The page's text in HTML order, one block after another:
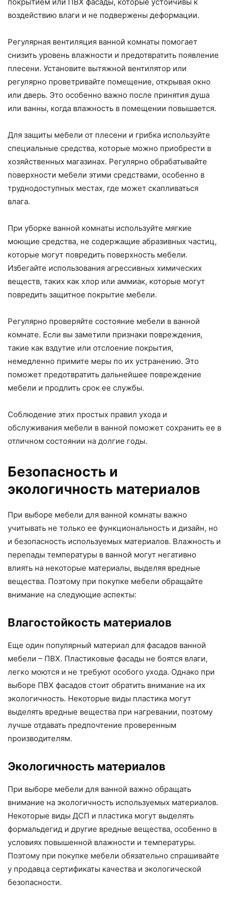
воздействию влаги и не подвержены деформации.
Регулярная вентиляция ванной комнаты помогает
снизить уровень влажности и предотвратить появление
плесени. Установите вытяжной вентилятор или
регулярно проветривайте помещение, открывая окно
или дверь. Это особенно важно после принятия душа
или ванны, когда влажность в помещении повышается.
Для защиты мебели от плесени и грибка используйте
специальные средства, которые можно приобрести в
хозяйственных магазинах. Регулярно обрабатывайте
поверхности мебели этими средствами, особенно в
труднодоступных местах, где может скапливаться
влага.
При уборке ванной комнаты используйте мягкие
моющие средства, не содержащие абразивных частиц,
которые могут повредить поверхность мебели.
Избегайте использования агрессивных химических
веществ, таких как хлор или аммиак, которые могут
повредить защитное покрытие мебели.
Регулярно проверяйте состояние мебели в ванной
комнате. Если вы заметили признаки повреждения,
такие как вздутие или отслоение покрытия,
немедленно примите меры по их устранению. Это
поможет предотвратить дальнейшее повреждение
мебели и продлить срок ее службы.
Соблюдение этих простых правил ухода и
обслуживания мебели в ванной поможет сохранить ее в
отличном состоянии на долгие годы.
Безопасность и
экологичность материалов
При выборе мебели для ванной комнаты важно
учитывать не только ее функциональность и дизайн, но
и безопасность используемых материалов. Влажность и
перепады температуры в ванной могут негативно
влиять на некоторые материалы, выделяя вредные
вещества. Поэтому при покупке мебели обращайте
внимание на следующие аспекты:
Влагостойкость материалов
Еще один популярный материал для фасадов ванной
мебели – ПВХ. Пластиковые фасады не боятся влаги,
легко моются и не требуют особого ухода. Однако при
выборе ПВХ фасадов стоит обратить внимание на их
экологичность. Некоторые виды пластика могут
выделять вредные вещества при нагревании, поэтому
лучше отдавать предпочтение проверенным
производителям.
Экологичность материалов
При выборе мебели для ванной важно обращать
внимание на экологичность используемых материалов.
Некоторые виды ДСП и пластика могут выделять
формальдегид и другие вредные вещества, особенно в
условиях повышенной влажности и температуры.
Поэтому при покупке мебели обязательно спрашивайте
у продавца сертификаты качества и экологической
безопасности.